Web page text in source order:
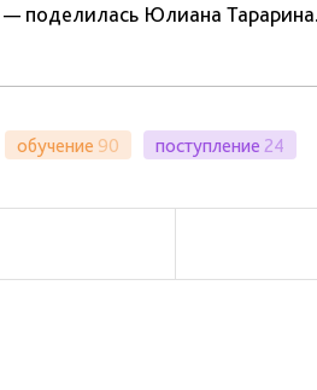
— поделилась Юлиана Тарарина.
обучение 90 поступление 24